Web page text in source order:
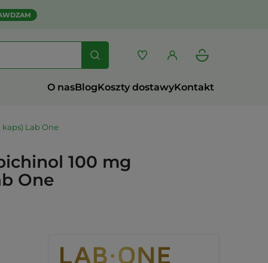
O nasBlogKoszty dostawyKontakt
Lab One
100 mg
One